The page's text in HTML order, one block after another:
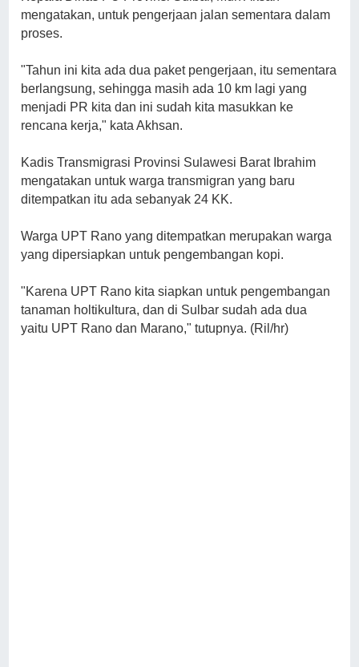
mengatakan, untuk pengerjaan jalan sementara dalam
proses.
"Tahun ini kita ada dua paket pengerjaan, itu sementara
berlangsung, sehingga masih ada 10 km lagi yang
menjadi PR kita dan ini sudah kita masukkan ke
rencana kerja," kata Akhsan.
Kadis Transmigrasi Provinsi Sulawesi Barat Ibrahim
mengatakan untuk warga transmigran yang baru
ditempatkan itu ada sebanyak 24 KK.
Warga UPT Rano yang ditempatkan merupakan warga
yang dipersiapkan untuk pengembangan kopi.
"Karena UPT Rano kita siapkan untuk pengembangan
tanaman holtikultura, dan di Sulbar sudah ada dua
yaitu UPT Rano dan Marano," tutupnya. (Ril/hr)